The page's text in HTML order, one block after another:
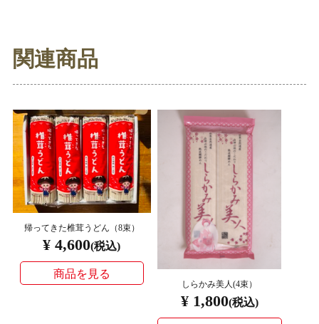
関連商品
帰ってきた椎茸うどん（8束）
¥ 4,600(税込)
商品を見る
しらかみ美人(4束）
¥ 1,800(税込)